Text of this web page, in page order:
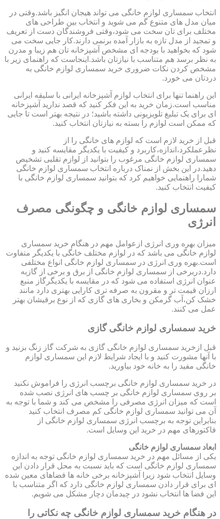
انتخاب سمساری لوازم خانگی می تواند هیجان انگیز باشد.وقتی در
میان مدل های متنوع گم می شوید و انتخاب بین طراحی های
مختلف برای تان سخت می شود،وقتی فروشندگان دست از تعریف
و تمجید از مدل تازه به بازار آمده برنمی دارند.کار جایی سخت می
شود که بخواهید با بودجه ای مشخص آشپزخانه تان هم زیبا و مدرن
به نظر برسد هم متناسب با نیازتان باشد.اینجاست که راهنمای زیر با
مشخص کردن نکات ضروری خرید سمساری لوازم خانگی به
دردتان می خورد.
این راهنما تنها برای انتخاب لوازم آشپزخانه ایرانی با سلیقه ایرانی
مناسب است.زمان خرید به این فکر کنید که قصد ندارید آشپزخانه
ای برای یک تبلیغ تلویزیونی داشته باشید؛ در نتیجه بهتر است تا جایی
که ممکن است لوازم را بسته به نیازتان انتخاب کنید.
قبل از خرید لازم است که لوازم های خانگی را از
نظرعملکرد،اندازه،کاربرد و کیفیت با یکدیگر مقایسه کنید و
سمساری لوازم خانگی مرغوب را بتوانید از لوازم تقلبی تشخیص
دهید.در این بخش از نمناک درباره انتخاب سمساری لوازم خانگی
شمارا راهنمایی خواهیم کرد که بتوانید سمساری لوازم خانگی با
کیفیت انتخاب کنید.
سمساری لوازم خانگی و چگونگی مصرف
انرژی
میزان بهره وری انرژی ازعوامل مهم در هنگام خرید سمساری
لوازم خانگی می باشد که در لوازم مختلف خانگی با یکدیگر متفاوت
است.بهره وری انرژی در سمساری لوازم خانگی انواع مختلفی
دارد.دربرخی از سمساری لوازم خانگی از برق و برخی از گازبه
عنوان انرژی استفاده می شود که در مقایسه با یکدیگرگاز منبع
ارزان قیمت تر و مقرون به صرفه تری کارایی بهتری دارد مانند
خشک کن،آب گرمکن و بخاری های گازی که از نوع برقیشان بهتر
عمل می کنند.
خرید سمساری لوازم خانگی گازی
قبل ازخرید سمساری لوازم خانگی گازی به شرکت گاز زنگ بزنید و
با آنها مشورت کنید و با ایجاد شرایط لازم این سمساری لوازم
خانگی مفید را به خانه خود بیاورید.
در خرید سمساری لوازم خانگی برچسب انرژی را فراموش نکنید
بر روی سمساری لوازم خانگی بر چسب های انرژی نصب شده
است که میزان انرژی مصرفی را مشخص می کند و شما با توجه به
آن می توانید سمساری لوازم خانگی کم مصرف انتخاب کنید
بنابراین توجه به برچسب انرژی سمساری لوازم خانگی از
فاکتورهای مهم در خرید این وسایل است.
ابعاد سمساری لوازم خانگی
یکی از مسائل مهم در خرید سمساری لوازم خانگی توجه به اندازه
سمساری لوازم خانگی است که باید نسبت به محل قرار دادن این
وسایل انتخاب شود زیرا آشپزخانه برخی خانه ها فضاهای معین شده
ای برای قرار دادن سمساری لوازم خانگی دارد که اگر متناسب با
این فضا ها انتخاب نشود در چیدمان دچار مشکل می شویم.
در هنگام خرید سمساری لوازم خانگی چه نکاتی را